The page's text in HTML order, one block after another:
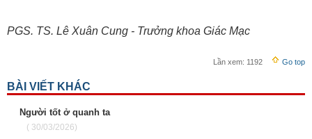
PGS. TS. Lê Xuân Cung - Trưởng khoa Giác Mạc
Lần xem: 1192 Go top
BÀI VIẾT KHÁC
Người tốt ở quanh ta
( 30/03/2026)